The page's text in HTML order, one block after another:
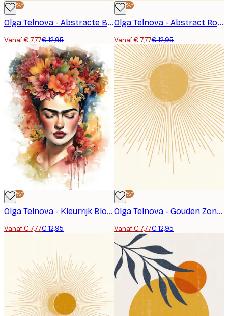
-40%*
Olga Telnova - Abstracte Bloemen Poster
Vanaf € 7,77€ 12,95
-40%*
Olga Telnova - Abstract Roze Bloemen Poster
Vanaf € 7,77€ 12,95
-40%*
Olga Telnova - Kleurrijk Bloemenportret Poster
Vanaf € 7,77€ 12,95
-40%*
Olga Telnova - Gouden Zonnestraal Poster
Vanaf € 7,77€ 12,95